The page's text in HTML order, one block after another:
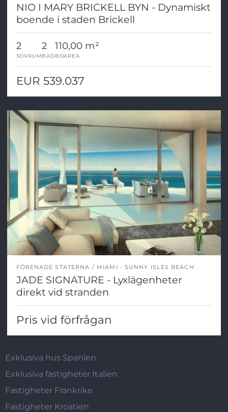
NIO I MARY BRICKELL BYN - Dynamiskt
boende i staden Brickell
2
SOVRUM
2
BAD
110,00 m²
BOAREA
EUR 539.037
FÖRENADE STATERNA MIAMI - SUNNY ISLES BEACH
JADE SIGNATURE - Lyxlägenheter
direkt vid stranden
Pris vid förfrågan
Exklusiva hus Spanien
Exklusiva fastigheter Italien
Fastigheter Frankrike
Fastigheter Kroatien